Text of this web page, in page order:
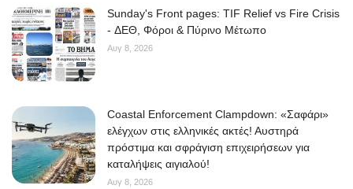
Sunday's Front pages: TIF Relief vs Fire Crisis
- ΔΕΘ, Φόροι & Πύρινο Μέτωπο
Αυγ 8, 2026
Coastal Enforcement Clampdown: «Σαφάρι»
ελέγχων στις ελληνικές ακτές! Αυστηρά
πρόστιμα και σφράγιση επιχειρήσεων για
καταλήψεις αιγιαλού!
Αυγ 8, 2026